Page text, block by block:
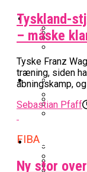
All-
I
Podcast
Video
Tyskland-
– måske
Tyske Franz
træning, siden
åbningskamp,
Sebastian Pfaff
FIBA
Ny stor